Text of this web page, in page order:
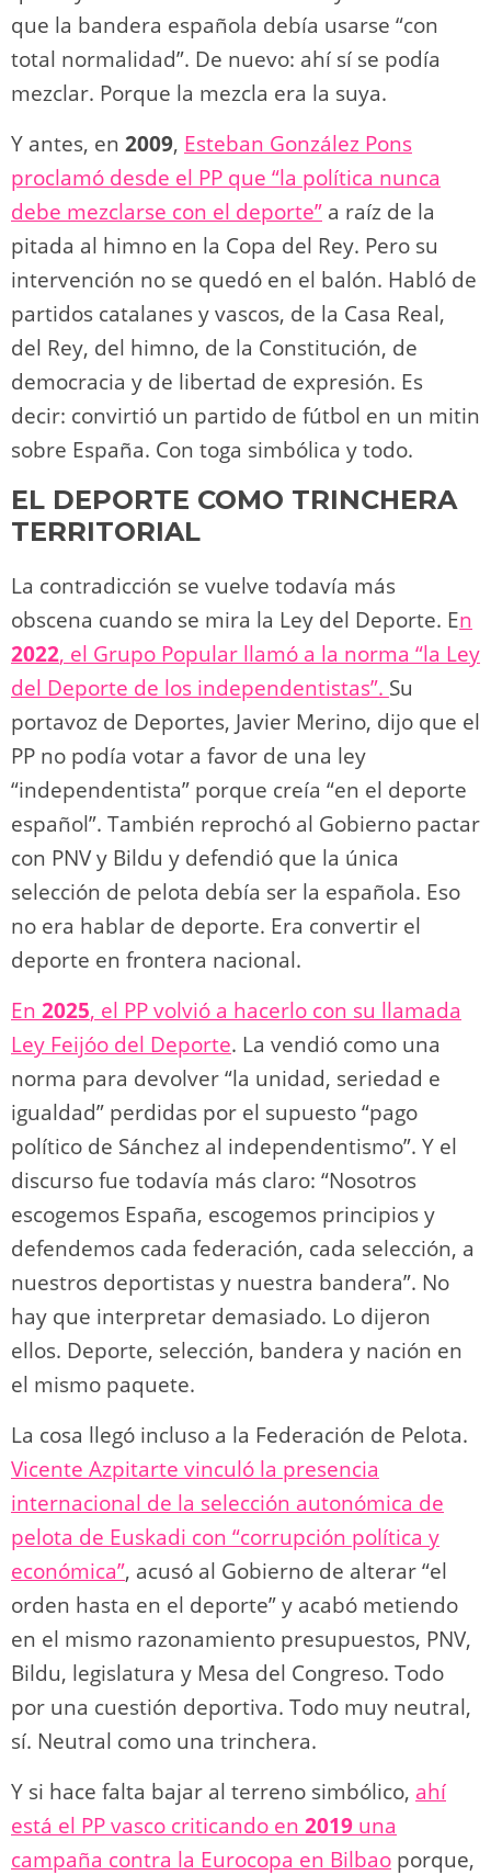
que la bandera española debía usarse “con
total normalidad”. De nuevo: ahí sí se podía
mezclar. Porque la mezcla era la suya.
Y antes, en 2009, Esteban González Pons
proclamó desde el PP que “la política nunca
debe mezclarse con el deporte” a raíz de la
pitada al himno en la Copa del Rey. Pero su
intervención no se quedó en el balón. Habló de
partidos catalanes y vascos, de la Casa Real,
del Rey, del himno, de la Constitución, de
democracia y de libertad de expresión. Es
decir: convirtió un partido de fútbol en un mitin
sobre España. Con toga simbólica y todo.
EL DEPORTE COMO TRINCHERA
TERRITORIAL
La contradicción se vuelve todavía más
obscena cuando se mira la Ley del Deporte. En
2022, el Grupo Popular llamó a la norma “la Ley
del Deporte de los independentistas”. Su
portavoz de Deportes, Javier Merino, dijo que el
PP no podía votar a favor de una ley
“independentista” porque creía “en el deporte
español”. También reprochó al Gobierno pactar
con PNV y Bildu y defendió que la única
selección de pelota debía ser la española. Eso
no era hablar de deporte. Era convertir el
deporte en frontera nacional.
En 2025, el PP volvió a hacerlo con su llamada
Ley Feijóo del Deporte. La vendió como una
norma para devolver “la unidad, seriedad e
igualdad” perdidas por el supuesto “pago
político de Sánchez al independentismo”. Y el
discurso fue todavía más claro: “Nosotros
escogemos España, escogemos principios y
defendemos cada federación, cada selección, a
nuestros deportistas y nuestra bandera”. No
hay que interpretar demasiado. Lo dijeron
ellos. Deporte, selección, bandera y nación en
el mismo paquete.
La cosa llegó incluso a la Federación de Pelota.
Vicente Azpitarte vinculó la presencia
internacional de la selección autonómica de
pelota de Euskadi con “corrupción política y
económica”, acusó al Gobierno de alterar “el
orden hasta en el deporte” y acabó metiendo
en el mismo razonamiento presupuestos, PNV,
Bildu, legislatura y Mesa del Congreso. Todo
por una cuestión deportiva. Todo muy neutral,
sí. Neutral como una trinchera.
Y si hace falta bajar al terreno simbólico, ahí
está el PP vasco criticando en 2019 una
campaña contra la Eurocopa en Bilbao porque,